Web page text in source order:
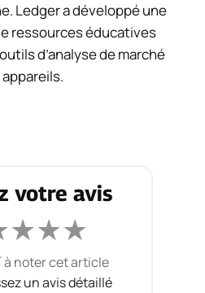
Ledger a développé une
ressources éducatives
d’analyse de marché
votre avis
★★★
à noter cet article
un avis détaillé